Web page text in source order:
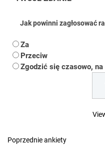
Jak powinni zagłosować
Za
Przeciw
Zgodzić się czasowo,
Poprzednie ankiety